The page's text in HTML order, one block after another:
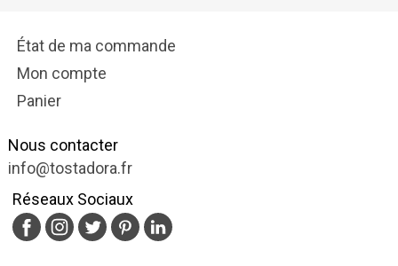
État de ma commande
Mon compte
Panier
Nous contacter
info@tostadora.fr
Réseaux Sociaux